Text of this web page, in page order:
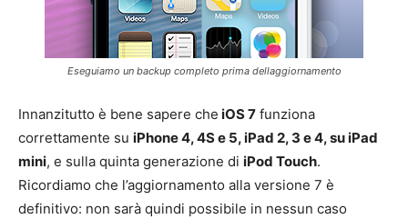
Eseguiamo un backup completo prima dellaggiornamento
Innanzitutto è bene sapere che iOS 7 funziona
correttamente su iPhone 4, 4S e 5, iPad 2, 3 e 4, su iPad
mini, e sulla quinta generazione di iPod Touch.
Ricordiamo che l’aggiornamento alla versione 7 è
definitivo: non sarà quindi possibile in nessun caso